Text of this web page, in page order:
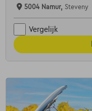
5004 Namur, Steveny
Vergelijk